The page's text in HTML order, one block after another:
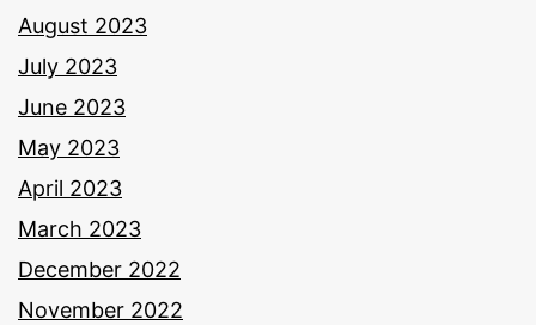
August 2023
July 2023
June 2023
May 2023
April 2023
March 2023
December 2022
November 2022